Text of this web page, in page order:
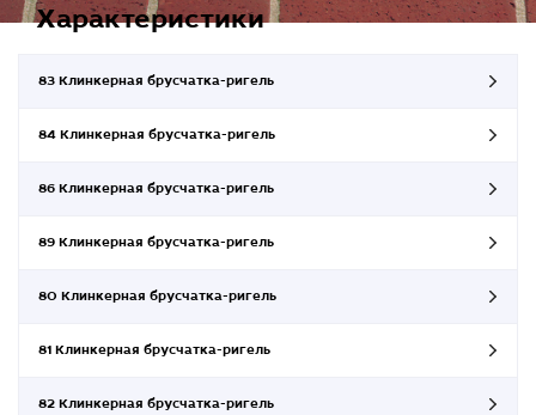
Характеристики
83 Клинкерная брусчатка-ригель
84 Клинкерная брусчатка-ригель
86 Клинкерная брусчатка-ригель
89 Клинкерная брусчатка-ригель
80 Клинкерная брусчатка-ригель
81 Клинкерная брусчатка-ригель
82 Клинкерная брусчатка-ригель